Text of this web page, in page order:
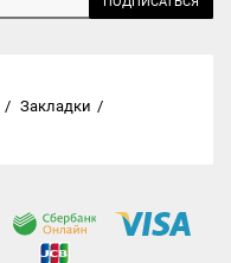
Закладки